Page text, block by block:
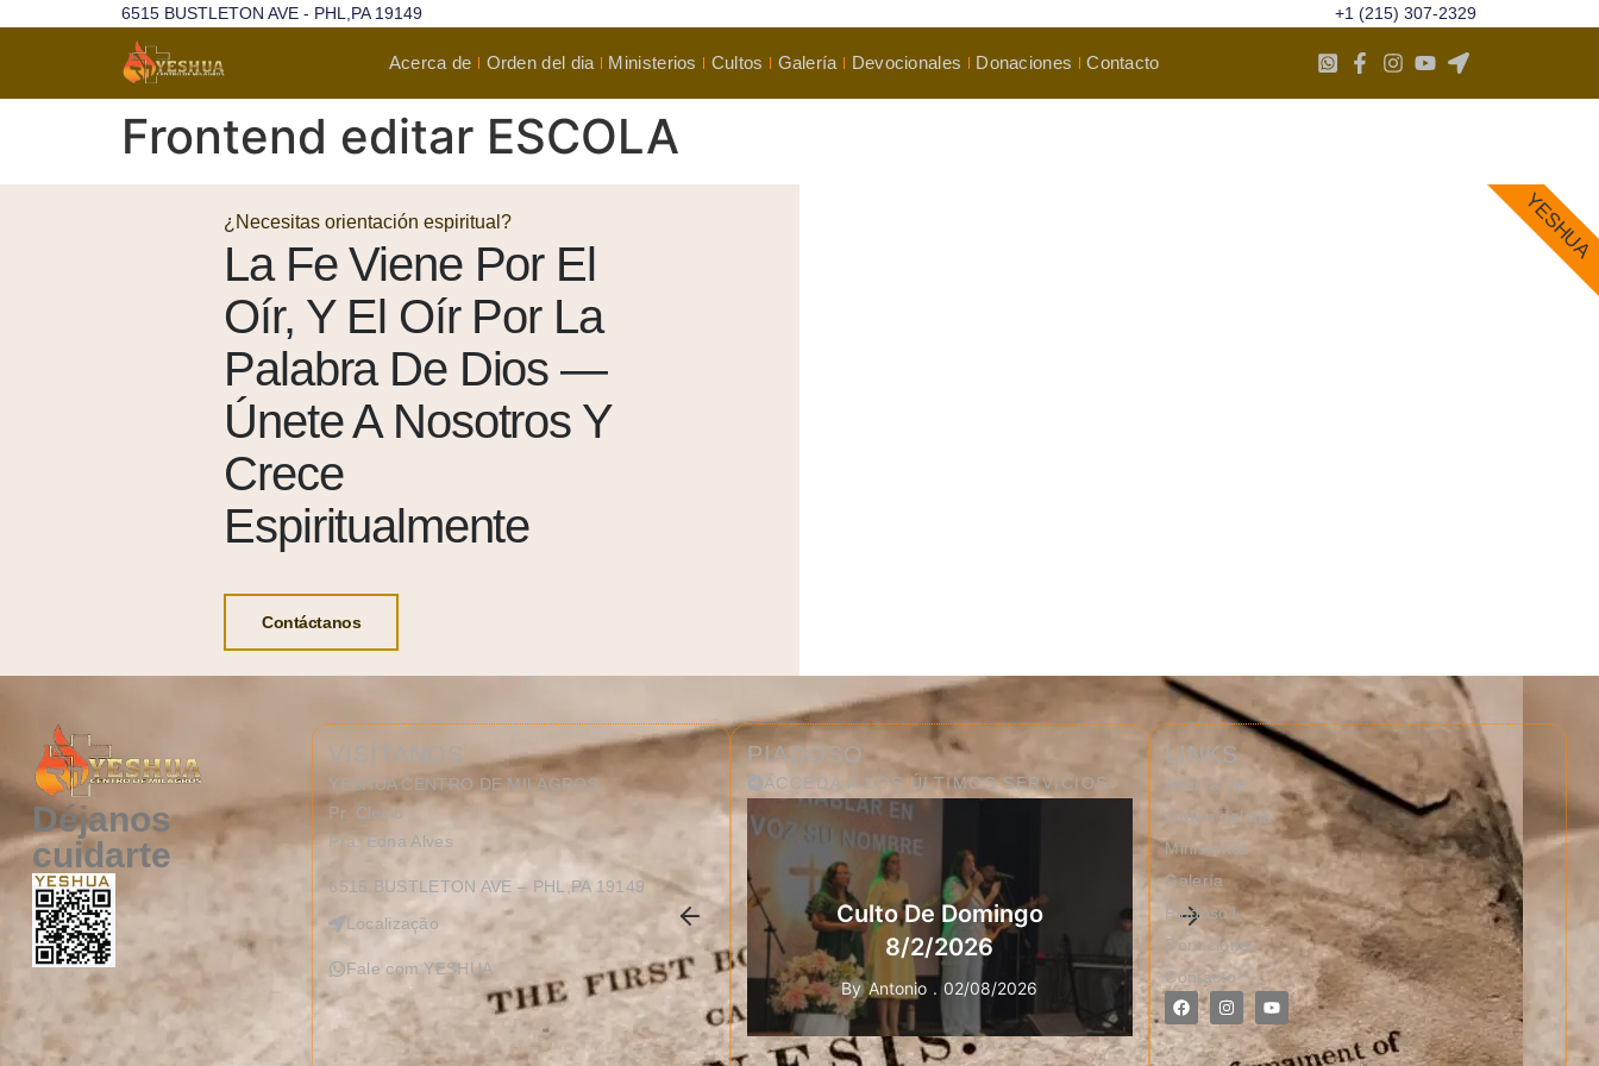
6515 BUSTLETON AVE - PHL,PA 19149 +1 (215) 307-2329
Acerca de Orden del dia Ministerios Cultos Galería Devocionales Donaciones Contacto
Frontend editar ESCOLA
¿Necesitas orientación espiritual?
La Fe Viene Por El
Oír, Y El Oír Por La
Palabra De Dios —
Únete A Nosotros Y
Crece
Espiritualmente
Contáctanos
YESHUA
Déjanos
cuidarte
VISÍTANOS
YESHUA CENTRO DE MILAGROS
Pr. Clecio
Pra. Edna Alves
6515 BUSTLETON AVE – PHL,PA 19149
Localização
Fale com YESHUA
PIADOSO
ACCEDA A LOS ÚLTIMOS SERVICIOS
Culto De Domingo
8/2/2026
By Antonio 02/08/2026
Culto De Domingo
7/26/2026
By Antonio 26/07/2026
LINKS
Acerca de
Orden del dia
Ministerios
Galería
Piadoso1
Donaciones
Contacto